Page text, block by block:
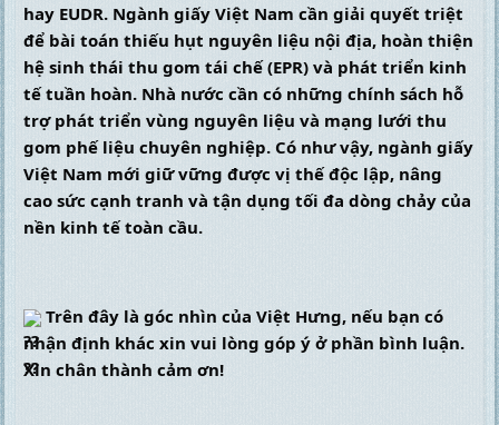
hay EUDR. Ngành giấy Việt Nam cần giải quyết triệt
để bài toán thiếu hụt nguyên liệu nội địa, hoàn thiện
hệ sinh thái thu gom tái chế (EPR) và phát triển kinh
tế tuần hoàn. Nhà nước cần có những chính sách hỗ
trợ phát triển vùng nguyên liệu và mạng lưới thu
gom phế liệu chuyên nghiệp. Có như vậy, ngành giấy
Việt Nam mới giữ vững được vị thế độc lập, nâng
cao sức cạnh tranh và tận dụng tối đa dòng chảy của
nền kinh tế toàn cầu.
Trên đây là góc nhìn của Việt Hưng, nếu bạn có
nhận định khác xin vui lòng góp ý ở phần bình luận.
Xin chân thành cảm ơn!